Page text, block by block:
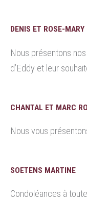
DENIS ET ROSE-
Nous présentons
d’Eddy et leur
CHANTAL ET MARC
Nous vous
SOETENS MARTINE
Condoléances à